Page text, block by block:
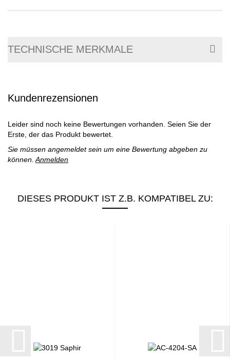
TECHNISCHE MERKMALE
Kundenrezensionen
Leider sind noch keine Bewertungen vorhanden. Seien Sie der
Erste, der das Produkt bewertet.
Sie müssen angemeldet sein um eine Bewertung abgeben zu
können.Anmelden
DIESES PRODUKT IST Z.B. KOMPATIBEL ZU: